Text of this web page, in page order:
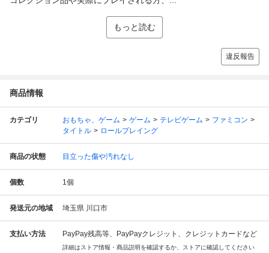
もっと読む
違反報告
商品情報
カテゴリ おもちゃ、ゲーム ゲーム テレビゲーム
ファミコン
タイトル
ロールプレイング
商品の状態 目立った傷や汚れなし
個数 1個
発送元の地域 埼玉県 川口市
支払い方法 PayPay残高等、PayPayクレジット、クレジットカードなど
詳細はストア情報・商品説明を確認するか、ストアに確認してください